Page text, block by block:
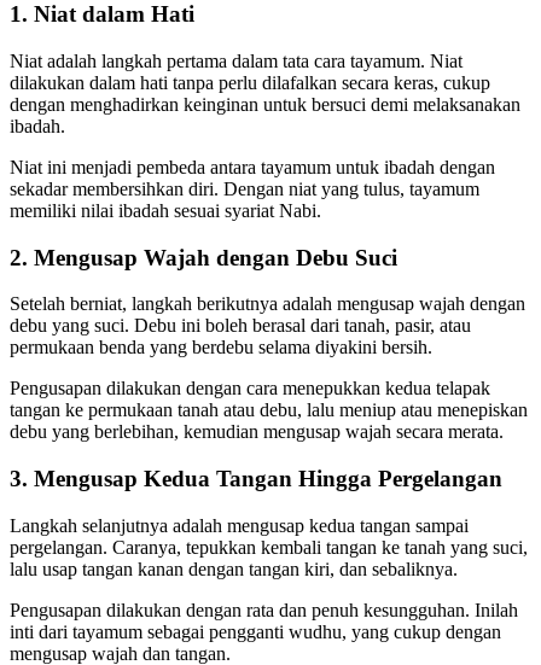
1. Niat dalam Hati
Niat adalah langkah pertama dalam tata cara tayamum. Niat
dilakukan dalam hati tanpa perlu dilafalkan secara keras, cukup
dengan menghadirkan keinginan untuk bersuci demi melaksanakan
ibadah.
Niat ini menjadi pembeda antara tayamum untuk ibadah dengan
sekadar membersihkan diri. Dengan niat yang tulus, tayamum
memiliki nilai ibadah sesuai syariat Nabi.
2. Mengusap Wajah dengan Debu Suci
Setelah berniat, langkah berikutnya adalah mengusap wajah dengan
debu yang suci. Debu ini boleh berasal dari tanah, pasir, atau
permukaan benda yang berdebu selama diyakini bersih.
Pengusapan dilakukan dengan cara menepukkan kedua telapak
tangan ke permukaan tanah atau debu, lalu meniup atau menepiskan
debu yang berlebihan, kemudian mengusap wajah secara merata.
3. Mengusap Kedua Tangan Hingga Pergelangan
Langkah selanjutnya adalah mengusap kedua tangan sampai
pergelangan. Caranya, tepukkan kembali tangan ke tanah yang suci,
lalu usap tangan kanan dengan tangan kiri, dan sebaliknya.
Pengusapan dilakukan dengan rata dan penuh kesungguhan. Inilah
inti dari tayamum sebagai pengganti wudhu, yang cukup dengan
mengusap wajah dan tangan.